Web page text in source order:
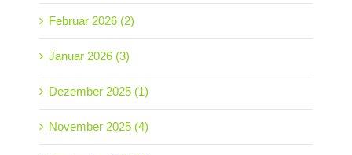
Februar 2026 (2)
Januar 2026 (3)
Dezember 2025 (1)
November 2025 (4)